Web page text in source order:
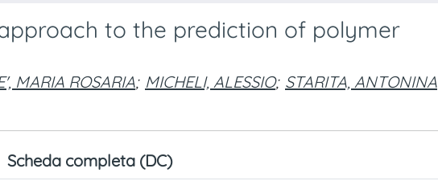
to the prediction of polymer
MARIA ROSARIA; MICHELI, ALESSIO; STARITA, ANTONINA
Scheda completa (DC)